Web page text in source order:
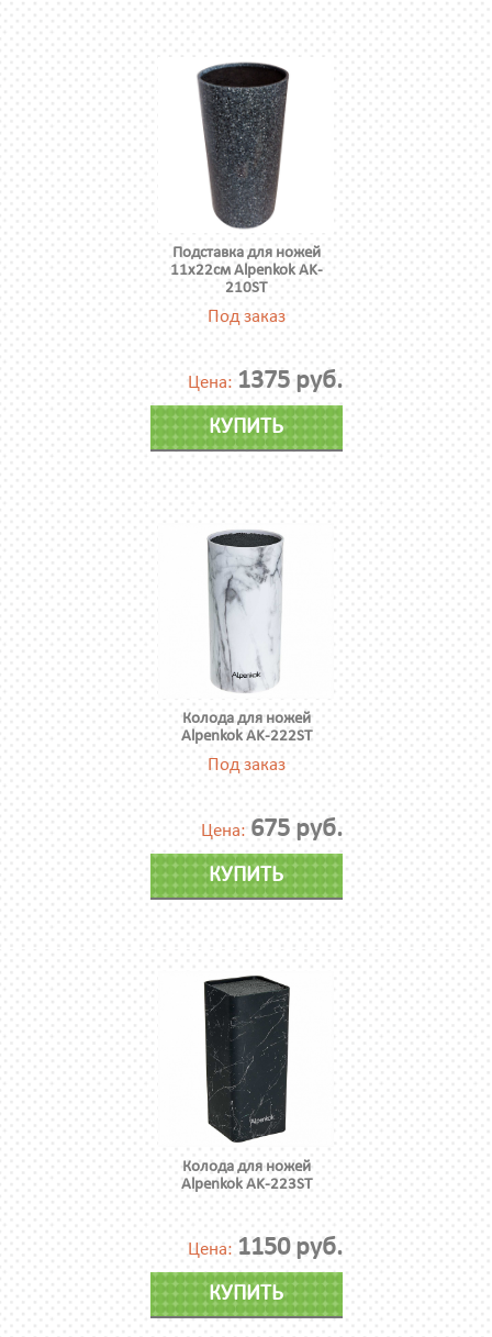
Подставка для ножей
11х22см Alpenkok AK-
210ST
Под заказ
Цена: 1375 руб.
КУПИТЬ
Колода для ножей
Alpenkok AK-222ST
Под заказ
Цена: 675 руб.
КУПИТЬ
Колода для ножей
Alpenkok AK-223ST
Цена: 1150 руб.
КУПИТЬ